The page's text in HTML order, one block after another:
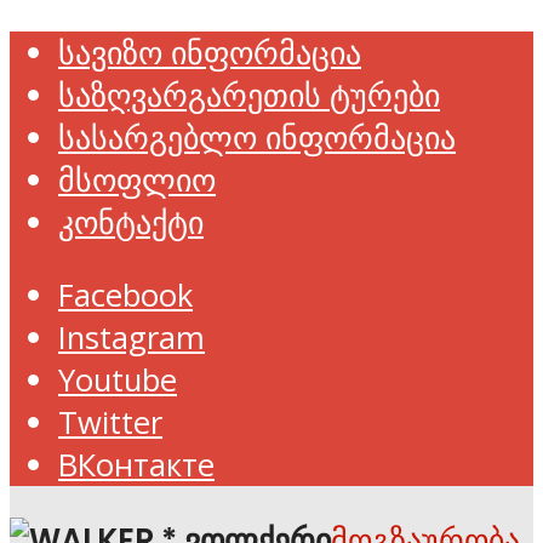
სავიზო ინფორმაცია
საზღვარგარეთის ტურები
სასარგებლო ინფორმაცია
მსოფლიო
კონტაქტი
Facebook
Instagram
Youtube
Twitter
ВКонтакте